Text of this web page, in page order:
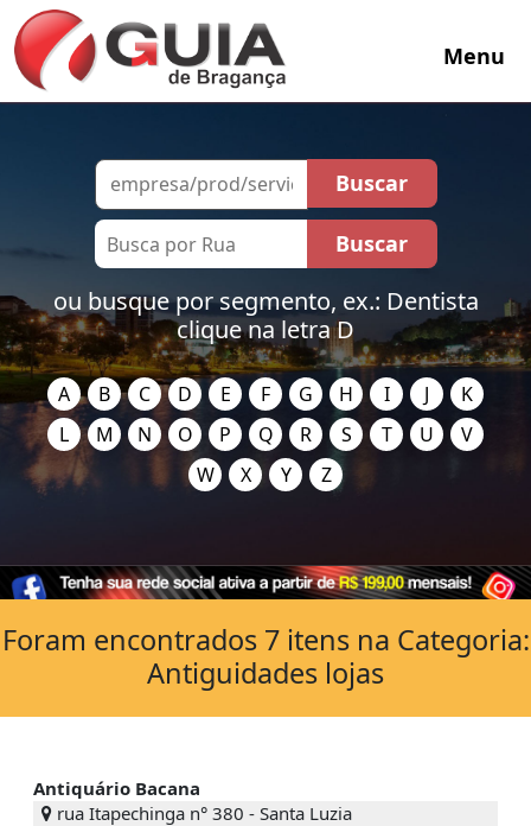
Menu
ou busque por segmento, ex.: Dentista
clique na letra D
A B C D E F G H I J
K
L
M N O P Q R S T U
V
W
X Y Z
Antiquário Bacana
rua Itapechinga n° 380 - Santa Luzia
Foram encontrados 7 itens na Categoria:
Antiguidades lojas